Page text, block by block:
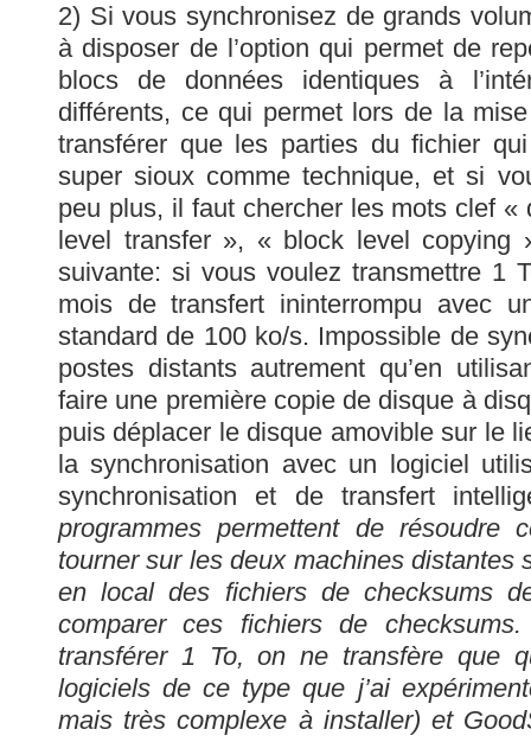
2) Si vous synchronisez de grands
à disposer de l’option qui permet de
blocs de données identiques à
différents, ce qui permet lors de la
transférer que les parties du fichier
super sioux comme technique, et si
peu plus, il faut chercher les mots clef «
level transfer », « block level copying
suivante: si vous voulez transmettre 1
mois de transfert ininterrompu avec
standard de 100 ko/s. Impossible de
postes distants autrement qu’en
faire une première copie de disque à
puis déplacer le disque amovible sur le
la synchronisation avec un logiciel
synchronisation et de transfert
programmes permettent de résoudre
tourner sur les deux machines distantes
en local des fichiers de checksums
comparer ces fichiers de
transférer 1 To, on ne transfère que
logiciels de ce type que j’ai
mais très complexe à installer) et